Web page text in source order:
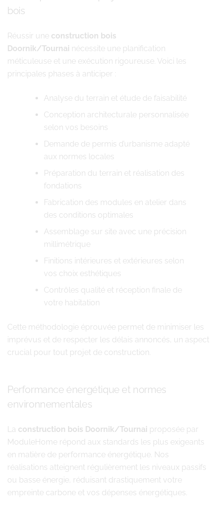
bois
Réussir une construction bois
Doornik/Tournai nécessite une planification
méticuleuse et une exécution rigoureuse. Voici les
principales phases à anticiper :
Analyse du terrain et étude de faisabilité
Conception architecturale personnalisée
selon vos besoins
Demande de permis d’urbanisme adapté
aux normes locales
Préparation du terrain et réalisation des
fondations
Fabrication des modules en atelier dans
des conditions optimales
Assemblage sur site avec une précision
millimétrique
Finitions intérieures et extérieures selon
vos choix esthétiques
Contrôles qualité et réception finale de
votre habitation
Cette méthodologie éprouvée permet de minimiser les
imprévus et de respecter les délais annoncés, un aspect
crucial pour tout projet de construction.
Performance énergétique et normes
environnementales
La construction bois Doornik/Tournai proposée par
ModuleHome répond aux standards les plus exigeants
en matière de performance énergétique. Nos
réalisations atteignent régulièrement les niveaux passifs
ou basse énergie, réduisant drastiquement votre
empreinte carbone et vos dépenses énergétiques.